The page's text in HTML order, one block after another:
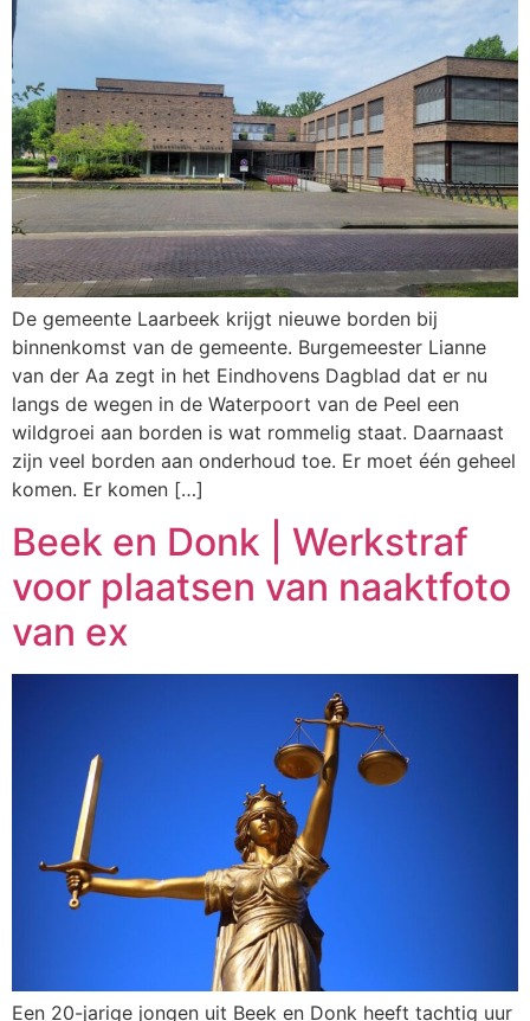
De gemeente Laarbeek krijgt nieuwe borden bij
binnenkomst van de gemeente. Burgemeester Lianne
van der Aa zegt in het Eindhovens Dagblad dat er nu
langs de wegen in de Waterpoort van de Peel een
wildgroei aan borden is wat rommelig staat. Daarnaast
zijn veel borden aan onderhoud toe. Er moet één geheel
komen. Er komen […]
Beek en Donk | Werkstraf
voor plaatsen van naaktfoto
van ex
Een 20-jarige jongen uit Beek en Donk heeft tachtig uur